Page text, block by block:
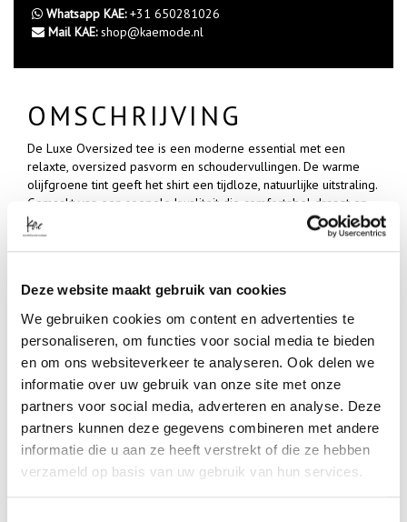
Deze website maakt gebruik van cookies
We gebruiken cookies om content en advertenties te
personaliseren, om functies voor social media te bieden
en om ons websiteverkeer te analyseren. Ook delen we
informatie over uw gebruik van onze site met onze
partners voor social media, adverteren en analyse. Deze
partners kunnen deze gegevens combineren met andere
informatie die u aan ze heeft verstrekt of die ze hebben
verzameld op basis van uw gebruik van hun services.
OMSCHRIJVING
De Luxe Oversized tee is een moderne essential met een
relaxte, oversized pasvorm en schoudervullingen. De warme
olijfgroene tint geeft het shirt een tijdloze, natuurlijke uitstraling.
Gemaakt van een soepele kwaliteit die comfortabel draagt en
mooi valt. De wijde, langere mouwen en rechte snit zorgen voor
een clean, eigentijds silhouet dat moeiteloos te combineren is.
SPECIFICATIES
Artikelnummer
SPOOQ THE LABEL
Materiaal
100% COTTON
- Klanten beoordelen Kae met een 5/5
Whatsapp KAE:+31 650281026
Mail KAE:shop@kaemode.nl